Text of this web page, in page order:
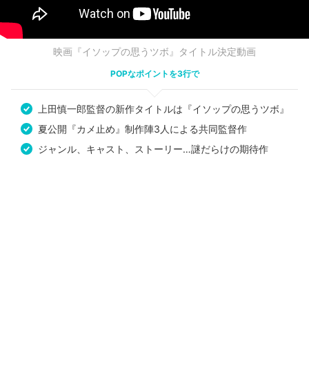
映画『イソップの思うツボ』タイトル決定動画
POPなポイントを3行で
上田慎一郎監督の新作タイトルは『イソップの思うツボ』
夏公開『カメ止め』制作陣3人による共同監督作
ジャンル、キャスト、ストーリー…謎だらけの期待作